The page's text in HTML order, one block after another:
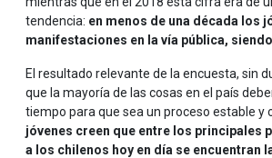
tendencia: en menos de una década los
manifestaciones en la vía pública,
El resultado relevante de la encuesta, sin
que la mayoría de las cosas en el país
tiempo para que sea un proceso estable y
jóvenes creen que entre los principales
a los chilenos hoy en día se encuentran